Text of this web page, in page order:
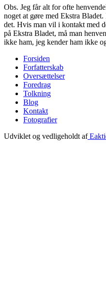
Obs. Jeg får alt for ofte
noget at gøre med Ekstra
det. Hvis man vil i kontakt med
på Ekstra Bladet, må man
ikke ham, jeg kender ham ikke
Footer
menu
Forsiden
Forfatterskab
Oversættelser
Foredrag
Tolkning
Blog
Kontakt
Fotografier
Udviklet og vedligeholdt af